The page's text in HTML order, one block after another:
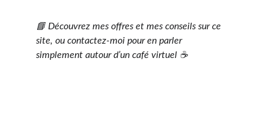
📘 Découvrez mes offres et mes conseils sur ce
site, ou contactez-moi pour en parler
simplement autour d’un café virtuel ☕